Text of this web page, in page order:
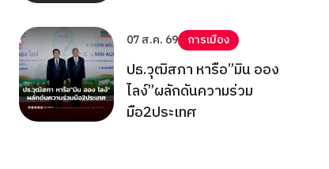
07 ส.ค. 69 การเมือง
ปธ.วุฒิสภา หารือ”มิน ออง
ไลง์”ผลักดันความร่วม
มือ2ประเทศ